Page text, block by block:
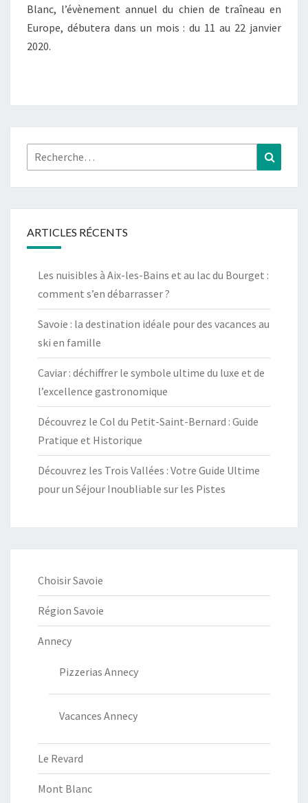
SAVOIE
MONT
Blanc, l’évènement annuel du chien de traîneau en
Europe, débutera dans un mois : du 11 au 22 janvier
2020.
Rechercher :
ARTICLES RÉCENTS
Les nuisibles à Aix-les-Bains et au lac du Bourget :
comment s’en débarrasser ?
Savoie : la destination idéale pour des vacances au
ski en famille
Caviar : déchiffrer le symbole ultime du luxe et de
l’excellence gastronomique
Découvrez le Col du Petit-Saint-Bernard : Guide
Pratique et Historique
Découvrez les Trois Vallées : Votre Guide Ultime
pour un Séjour Inoubliable sur les Pistes
Choisir Savoie
Région Savoie
Annecy
Pizzerias Annecy
Vacances Annecy
Le Revard
Mont Blanc